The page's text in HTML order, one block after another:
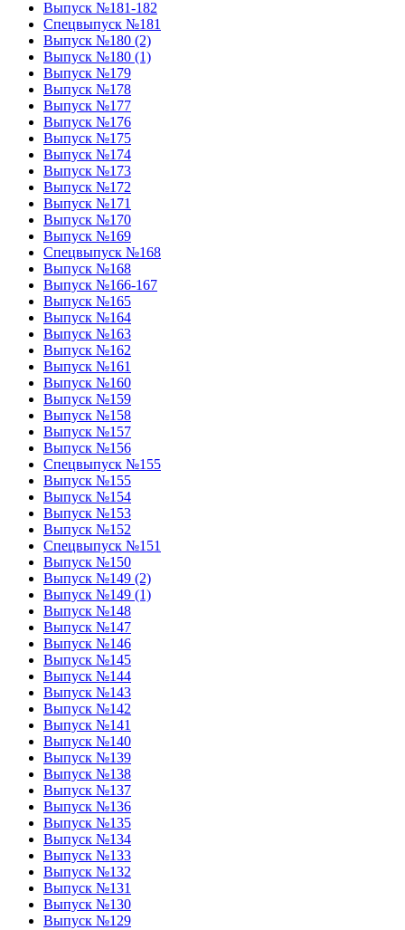
Выпуск №181-182
Спецвыпуск №181
Выпуск №180 (2)
Выпуск №180 (1)
Выпуск №179
Выпуск №178
Выпуск №177
Выпуск №176
Выпуск №175
Выпуск №174
Выпуск №173
Выпуск №172
Выпуск №171
Выпуск №170
Выпуск №169
Спецвыпуск №168
Выпуск №168
Выпуск №166-167
Выпуск №165
Выпуск №164
Выпуск №163
Выпуск №162
Выпуск №161
Выпуск №160
Выпуск №159
Выпуск №158
Выпуск №157
Выпуск №156
Спецвыпуск №155
Выпуск №155
Выпуск №154
Выпуск №153
Выпуск №152
Спецвыпуск №151
Выпуск №150
Выпуск №149 (2)
Выпуск №149 (1)
Выпуск №148
Выпуск №147
Выпуск №146
Выпуск №145
Выпуск №144
Выпуск №143
Выпуск №142
Выпуск №141
Выпуск №140
Выпуск №139
Выпуск №138
Выпуск №137
Выпуск №136
Выпуск №135
Выпуск №134
Выпуск №133
Выпуск №132
Выпуск №131
Выпуск №130
Выпуск №129